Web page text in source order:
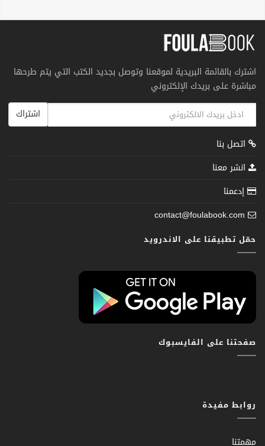
اشترك بالقائمة البريدية لموقعنا وتوصل بجديد الكتب التي يتم طرحها
مباشرة على بريدك الإلكتروني
اشتراك
اتصل بنا
انشر معنا
إدعمنا
contact@foulabook.com
حمّل تطبيقنا على الاندرويد
صفحتنا على الفايسبوك
روابط مفيدة
مهمتنا